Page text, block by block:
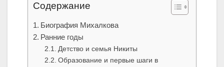
Содержание
Биография Михалкова
Ранние годы
Детство и семья Никиты
Образование и первые шаги в